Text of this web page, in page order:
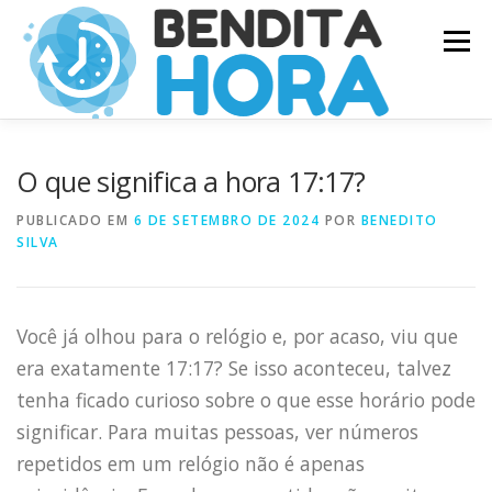
Pular
para
conteúdo
Menu
O que significa a hora 17:17?
PUBLICADO EM 6 DE SETEMBRO DE 2024 POR BENEDITO
SILVA
Você já olhou para o relógio e, por acaso, viu que
era exatamente 17:17? Se isso aconteceu, talvez
tenha ficado curioso sobre o que esse horário pode
significar. Para muitas pessoas, ver números
repetidos em um relógio não é apenas